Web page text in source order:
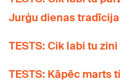
Jurģu dienas
TESTS: Cik labi tu
TESTS: Kāpēc marts